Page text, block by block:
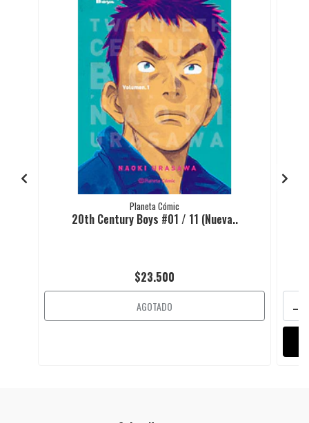
Planeta Cómic
20th Century Boys #01 / 11 (Nueva..
$23.500
AGOTADO -